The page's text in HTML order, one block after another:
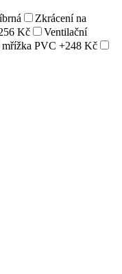
Zkrácení na
Kč
Ventilační
PVC +248 Kč